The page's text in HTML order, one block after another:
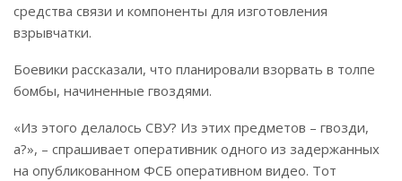
средства связи и компоненты для изготовления
взрывчатки.
Боевики рассказали, что планировали взорвать в толпе
бомбы, начиненные гвоздями.
«Из этого делалось СВУ? Из этих предметов – гвозди,
а?», – спрашивает оперативник одного из задержанных
на опубликованном ФСБ оперативном видео. Тот